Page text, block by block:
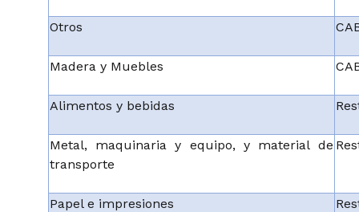
Otros
Madera y Muebles
Alimentos y bebidas
Metal, maquinaria y equipo, y material de
transporte
Papel e impresiones